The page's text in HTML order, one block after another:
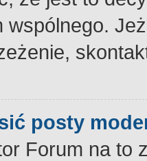
wspólnego.
posty
Forum na to